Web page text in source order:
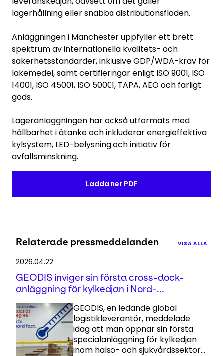
lagerhållning eller snabba distributionsflöden.
Anläggningen i Manchester uppfyller ett brett
spektrum av internationella kvalitets- och
säkerhetsstandarder, inklusive GDP/WDA-krav för
läkemedel, samt certifieringar enligt ISO 9001, ISO
14001, ISO 45001, ISO 50001, TAPA, AEO och farligt
gods.
Lageranläggningen har också utformats med
hållbarhet i åtanke och inkluderar energieffektiva
kylsystem, LED-belysning och initiativ för
avfallsminskning.
Ladda ner PDF
Relaterade pressmeddelanden VISA ALLA
2026.04.22
GEODIS inviger sin första cross-dock-
anläggning för kylkedjan i Nord-...
GEODIS, en ledande global
logistikleverantör, meddelade
idag att man öppnar sin första
specialanläggning för kylkedjan
inom hälso- och sjukvårdssektor...